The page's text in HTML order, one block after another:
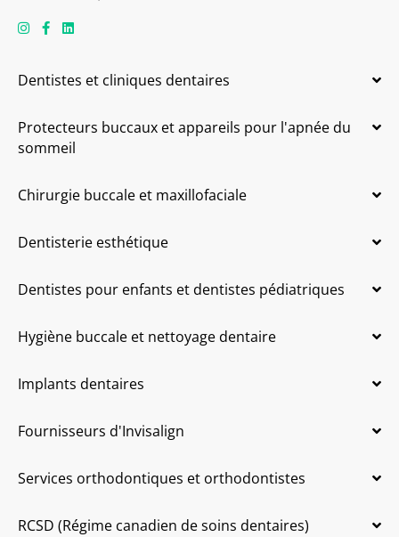
Dentistes et cliniques dentaires
Protecteurs buccaux et appareils pour l'apnée du
sommeil
Chirurgie buccale et maxillofaciale
Dentisterie esthétique
Dentistes pour enfants et dentistes pédiatriques
Hygiène buccale et nettoyage dentaire
Implants dentaires
Fournisseurs d'Invisalign
Services orthodontiques et orthodontistes
RCSD (Régime canadien de soins dentaires)